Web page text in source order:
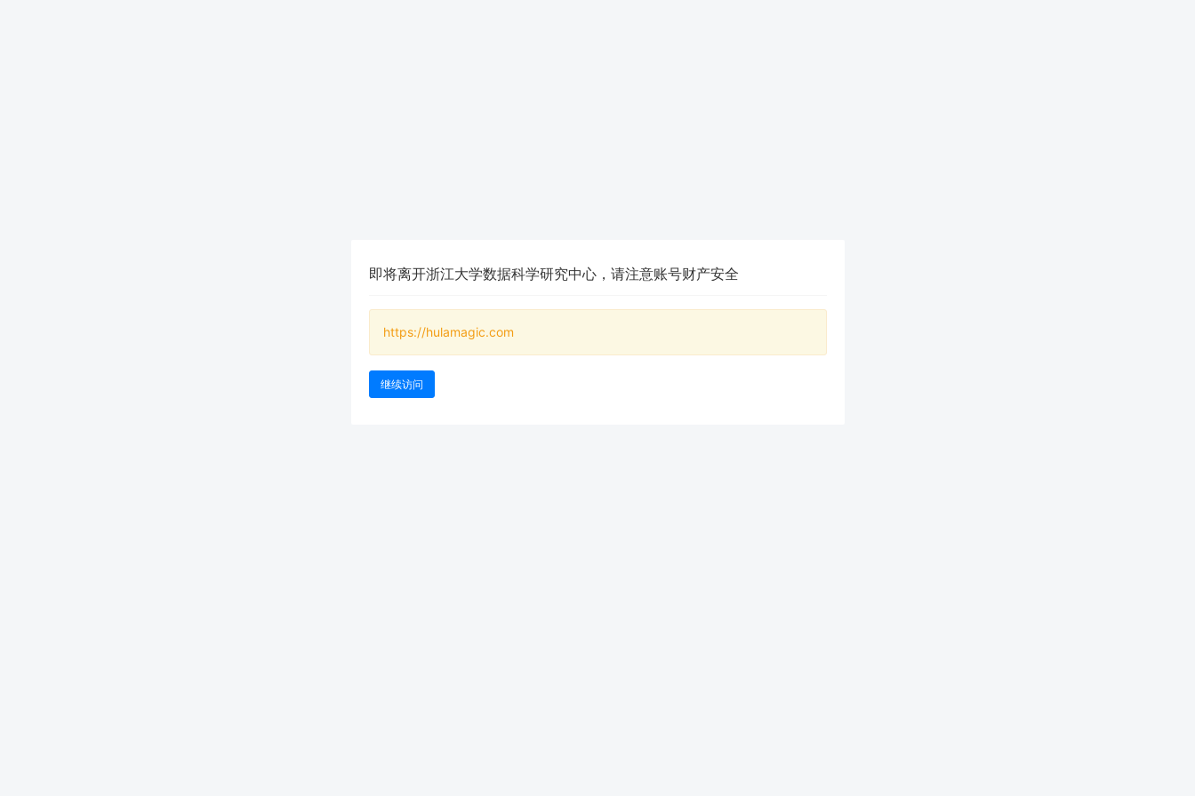
即将离开浙江大学数据科学研究中心，请注意账号财产安全
https://hulamagic.com
继续访问